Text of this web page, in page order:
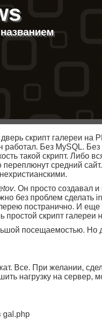
скрипт галереи
работал. Без MySQL.
такой скрипт. Либо
переплюнут средний
. Он просто создавал
без проблем сделать
постранично. И еще
простой скрипт галереи
посещаемостью. Но
Все. При желании,
нагрузку на сервер,
gal.php